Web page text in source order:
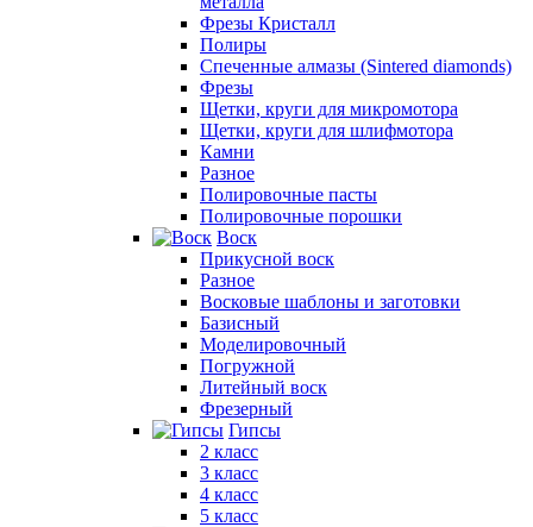
Фрезы Кристалл
Полиры
Спеченные алмазы (Sintered diamonds)
Фрезы
Щетки, круги для микромотора
Щетки, круги для шлифмотора
Камни
Разное
Полировочные пасты
Полировочные порошки
Воск
Прикусной воск
Разное
Восковые шаблоны и заготовки
Базисный
Моделировочный
Погружной
Литейный воск
Фрезерный
Гипсы
2 класс
3 класс
4 класс
5 класс